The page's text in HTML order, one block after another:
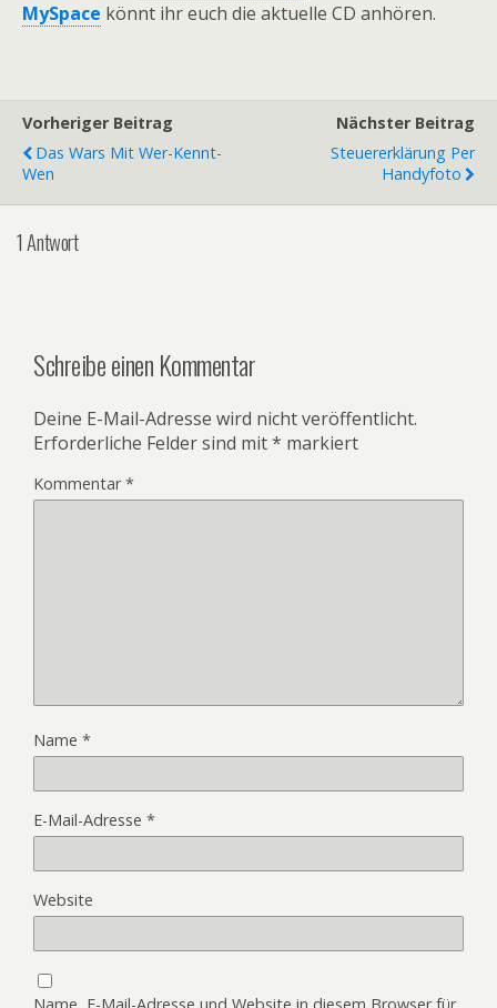
MySpace könnt ihr euch die aktuelle CD anhören.
Vorheriger Beitrag
Das Wars Mit Wer-Kennt-
Wen
Nächster Beitrag
Steuererklärung Per
Handyfoto
1 Antwort
Schreibe einen Kommentar
Deine E-Mail-Adresse wird nicht veröffentlicht.
Erforderliche Felder sind mit* markiert
Kommentar*
Name *
E-Mail-Adresse *
Website